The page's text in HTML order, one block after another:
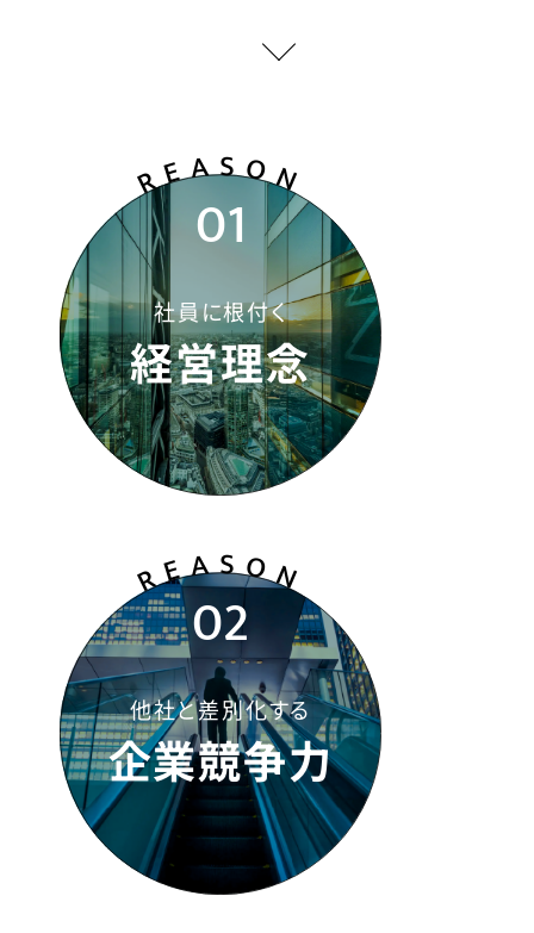
REAS
ON
01
社員に根付く
経営理念
REASO
N
02
他社と差別化する
企業競争力